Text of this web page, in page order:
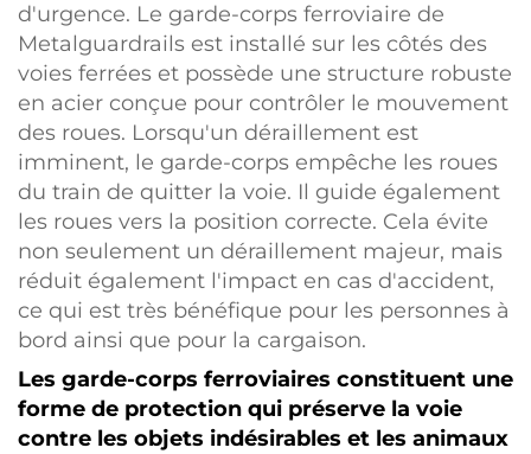
d'urgence. Le garde-corps ferroviaire de
Metalguardrails est installé sur les côtés des
voies ferrées et possède une structure robuste
en acier conçue pour contrôler le mouvement
des roues. Lorsqu'un déraillement est
imminent, le garde-corps empêche les roues
du train de quitter la voie. Il guide également
les roues vers la position correcte. Cela évite
non seulement un déraillement majeur, mais
réduit également l'impact en cas d'accident,
ce qui est très bénéfique pour les personnes à
bord ainsi que pour la cargaison.
Les garde-corps ferroviaires constituent une
forme de protection qui préserve la voie
contre les objets indésirables et les animaux